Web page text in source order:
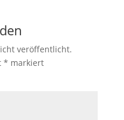
veröffentlicht.
* markiert